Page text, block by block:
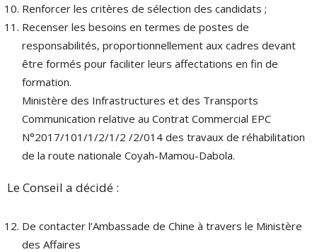
Renforcer les critères de sélection des candidats ;
Recenser les besoins en termes de postes de
responsabilités, proportionnellement aux cadres devant
être formés pour faciliter leurs affectations en fin de
formation.
Ministère des Infrastructures et des Transports
Communication relative au Contrat Commercial EPC
N°2017/101/1/2/1/2 /2/014 des travaux de réhabilitation
de la route nationale Coyah-Mamou-Dabola.
Le Conseil a décidé :
De contacter l’Ambassade de Chine à travers le Ministère
des Affaires